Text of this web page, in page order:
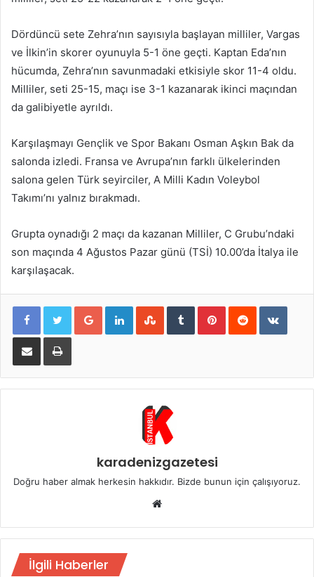
Dördüncü sete Zehra’nın sayısıyla başlayan milliler, Vargas
ve İlkin’in skorer oyunuyla 5-1 öne geçti. Kaptan Eda’nın
hücumda, Zehra’nın savunmadaki etkisiyle skor 11-4 oldu.
Milliler, seti 25-15, maçı ise 3-1 kazanarak ikinci maçından
da galibiyetle ayrıldı.
Karşılaşmayı Gençlik ve Spor Bakanı Osman Aşkın Bak da
salonda izledi. Fransa ve Avrupa’nın farklı ülkelerinden
salona gelen Türk seyirciler, A Milli Kadın Voleybol
Takımı’nı yalnız bırakmadı.
Grupta oynadığı 2 maçı da kazanan Milliler, C Grubu’ndaki
son maçında 4 Ağustos Pazar günü (TSİ) 10.00’da İtalya ile
karşılaşacak.
Google+LinkedInStumbleUpon
TumblrPinterestReddit
E-Posta ile paylaş Yazdır
karadenizgazetesi
Doğru haber almak herkesin hakkıdır. Bizde bunun için çalışıyoruz.
Web
İlgili Haberler